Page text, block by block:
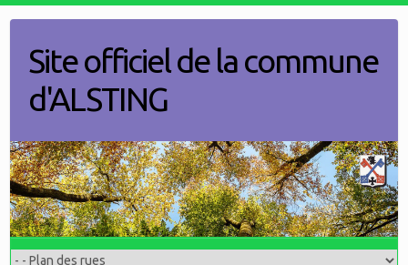
contentSite officiel de la commune
d'ALSTING